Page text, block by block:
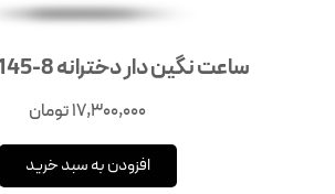
ساعت نگین دار دخترانه Laxmi 8145-8
17,300,000تومان
افزودن به سبد خرید